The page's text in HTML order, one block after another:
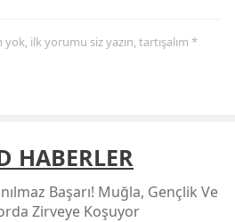
ilk yorumu siz yazın, tartışalım *
HABERLER
Başarı! Muğla, Gençlik Ve
Zirveye Koşuyor